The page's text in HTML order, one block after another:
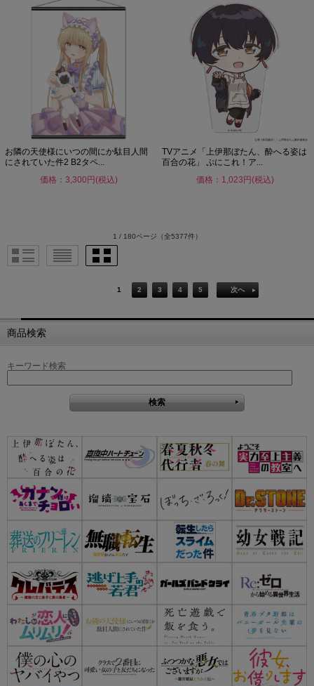
お隣の天使様にいつの間にか駄目人間
にされていた件2 B2タペ...
価格：3,300円(税込)
TVアニメ「上伊那ぼたん、酔へる姿は
百合の花」 ぷにこれ！ア...
価格：1,023円(税込)
1 / 180ページ （全5377件）
1 2 3 4 5 次へ
商品検索
キーワード検索